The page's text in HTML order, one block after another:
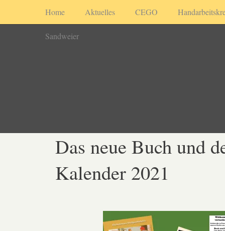
Home Aktuelles CEGO
Sandweier
Das neue Buch und
Kalender 2021